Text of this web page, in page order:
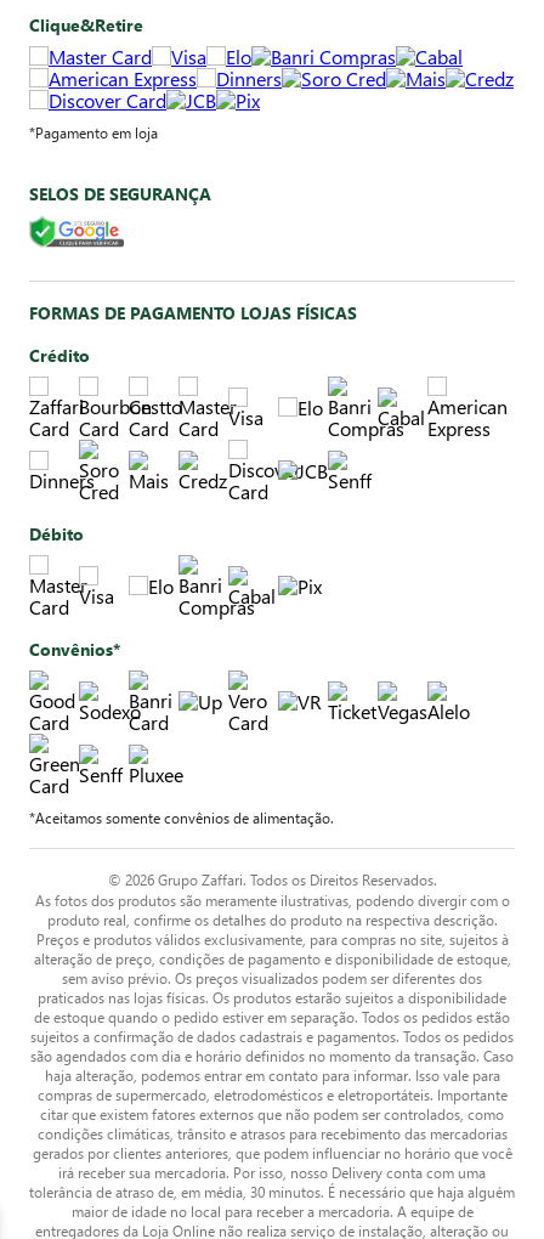
Clique&Retire
*Pagamento em loja
SELOS DE SEGURANÇA
FORMAS DE PAGAMENTO LOJAS FÍSICAS
Crédito
Débito
Convênios*
*Aceitamos somente convênios de alimentação.
© 2026 Grupo Zaffari. Todos os Direitos Reservados.
As fotos dos produtos são meramente ilustrativas, podendo divergir com o
produto real, confirme os detalhes do produto na respectiva descrição.
Preços e produtos válidos exclusivamente, para compras no site, sujeitos à
alteração de preço, condições de pagamento e disponibilidade de estoque,
sem aviso prévio. Os preços visualizados podem ser diferentes dos
praticados nas lojas físicas. Os produtos estarão sujeitos a disponibilidade
de estoque quando o pedido estiver em separação. Todos os pedidos estão
sujeitos a confirmação de dados cadastrais e pagamentos. Todos os pedidos
são agendados com dia e horário definidos no momento da transação. Caso
haja alteração, podemos entrar em contato para informar. Isso vale para
compras de supermercado, eletrodomésticos e eletroportáteis. Importante
citar que existem fatores externos que não podem ser controlados, como
condições climáticas, trânsito e atrasos para recebimento das mercadorias
gerados por clientes anteriores, que podem influenciar no horário que você
irá receber sua mercadoria. Por isso, nosso Delivery conta com uma
tolerância de atraso de, em média, 30 minutos. É necessário que haja alguém
maior de idade no local para receber a mercadoria. A equipe de
entregadores da Loja Online não realiza serviço de instalação, alteração ou